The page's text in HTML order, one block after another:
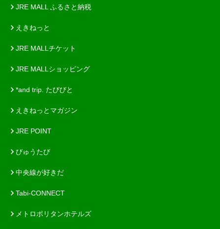
JRE MALL ふるさと納税
えきねっと
JRE MALLチケット
JRE MALLショッピング
*and trip. たびびと
えきねっとマガジン
JRE POINT
びゅうたび
中央線が好きだ
Tabi-CONNECT
メトロポリタンホテルズ